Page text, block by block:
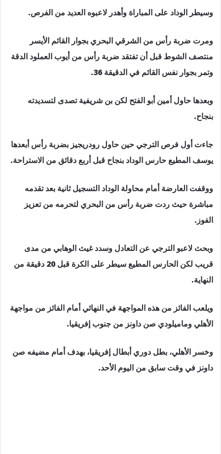
وسيطر الوداد على المباراة وأهدر لاعبوه العديد من الفرص.
ومرت ضربة رأس من الشرقي البحري بجوار القائم الأيسر
منتصف الشوط قبل أن تفتقد ضربة رأس من أيوب العملود الدقة
وتمر بجوار نفس القائم في الدقيقة 36.
وبعدها حاول أمين أبو الفتح لكن بن شريفية تصدى لتسديدته
بنجاح.
جاءت أول فرص الترجي حين حاول رودريجيز بضربة رأس أبعدها
يوسف المطيع حارس الوداد بنجاح قبل أربع دقائق من الاستراحة.
ووقفت العارضة أمام محاولة الوداد التسجيل ثانية بعد تقدمه
مباشرة حيث ردت ضربة رأس من البحري لتحرمه من تعزيز
الفوز.
وبحث لاعبو الترجي عن التعادل وسدد غيث الوهابي من مدى
قريب لكن الحارس المطيع سيطر على الكرة قبل 20 دقيقة من
النهاية.
ويلعب الفائز من هذه المواجهة في النهائي أمام الفائز من مواجهة
الأهلي وماميلودي صن داونز من جنوب إفريقيا.
وخسر الأهلي، بطل دوري أبطال إفريقيا، بهدف أمام مضيفه صن
داونز في وقت سابق من اليوم الأحد.